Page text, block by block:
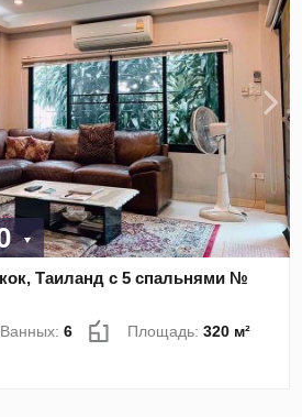
Таиланд с 5 спальнями №
Ванных:6 Площадь:320 м²